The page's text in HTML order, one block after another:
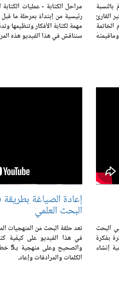
القارئ
مراحل الكتابة - عمليات
رئيسية من إبتداءً بمرحلة ما
مهمة لكتابة الأفكار وتنظيمها
سنناقش في هذا الفيديو هذه
البحث
بفكرة
إنشاء
إعادة الصياغة
البحث العلمي
تعد حلقة البحث من المنهجيات
في هذا الفيديو على كيفية
الكلمات والمرادفات وإعاد.